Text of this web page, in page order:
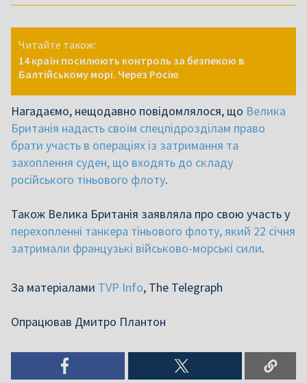
Читайте також:
14 країн посилюють контроль за безпекою в
Балтійському морі. Через Росію
Нагадаємо, нещодавно повідомлялося, що Велика
Британія надасть своїм спецпідрозділам право
брати участь в операціях із затримання та
захоплення суден, що входять до складу
російського тіньового флоту.
Також Велика Британія заявляла про свою участь у
перехопленні танкера тіньового флоту, який 22 січня
затримали французькі військово-морські сили.
За матеріалами TVP Info, The Telegraph
Опрацював Дмитро Плантон